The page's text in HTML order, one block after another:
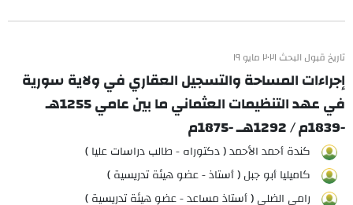
تاريخ قبول البحث ٢٠٢١ مايو ١٩
إجراءات المساحة والتسجيل العقاري في ولاية سورية
في عهد التنظيمات العثماني ما بين عامي 1255هـ
-1839م / 1292هــ -1875م
كندة أحمد الأحمد ( دكتوراه - طالب دراسات عليا )
كاميليا أبو جبل ( أستاذ - عضو هيئة تدريسية )
رامي الضلي ( أستاذ مساعد - عضو هيئة تدريسية )